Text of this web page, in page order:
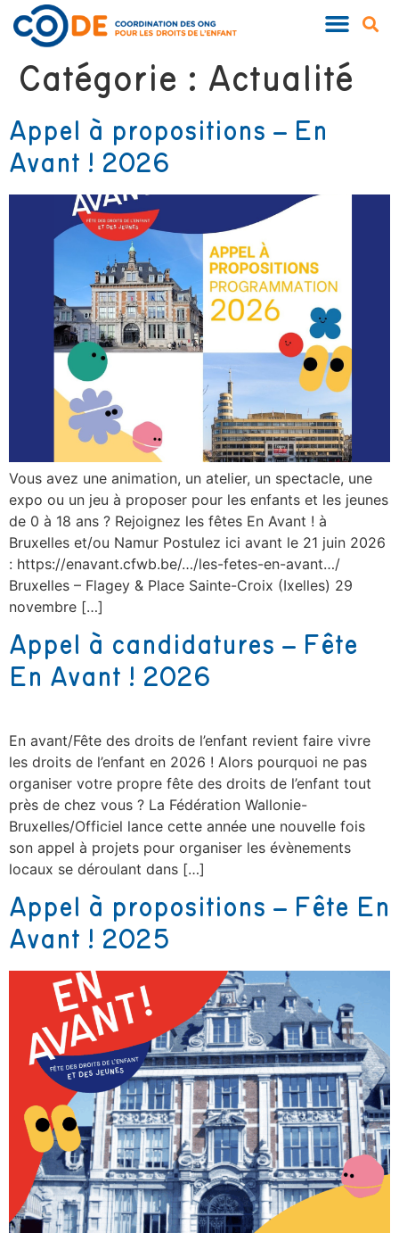
Catégorie : Actualité
Appel à propositions – En
Avant ! 2026
Vous avez une animation, un atelier, un spectacle, une
expo ou un jeu à proposer pour les enfants et les jeunes
de 0 à 18 ans ? Rejoignez les fêtes En Avant ! à
Bruxelles et/ou Namur Postulez ici avant le 21 juin 2026
: https://enavant.cfwb.be/…/les-fetes-en-avant…/
Bruxelles – Flagey & Place Sainte-Croix (Ixelles) 29
novembre […]
Appel à candidatures – Fête
En Avant ! 2026
En avant/Fête des droits de l’enfant revient faire vivre
les droits de l’enfant en 2026 ! Alors pourquoi ne pas
organiser votre propre fête des droits de l’enfant tout
près de chez vous ? La Fédération Wallonie-
Bruxelles/Officiel lance cette année une nouvelle fois
son appel à projets pour organiser les évènements
locaux se déroulant dans […]
Appel à propositions – Fête En
Avant ! 2025